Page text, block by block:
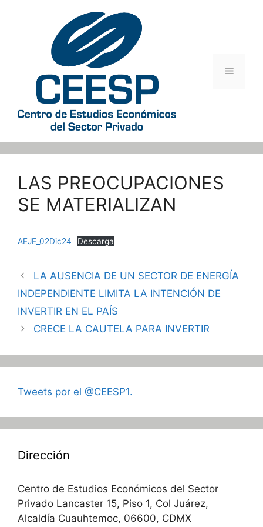
Menú
LAS PREOCUPACIONES
SE MATERIALIZAN
AEJE_02Dic24 Descarga
LA AUSENCIA DE UN SECTOR DE ENERGÍA
INDEPENDIENTE LIMITA LA INTENCIÓN DE
INVERTIR EN EL PAÍS
CRECE LA CAUTELA PARA INVERTIR
Tweets por el @CEESP1.
Dirección
Centro de Estudios Económicos del Sector
Privado Lancaster 15, Piso 1, Col Juárez,
Alcaldía Cuauhtemoc, 06600, CDMX